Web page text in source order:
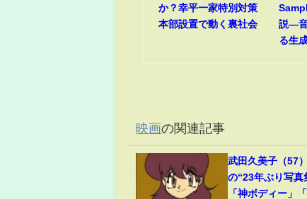
か？幸平一家特別対策
本部設置で動く裏社会
説―
る生
映画の関連記事
武田久美子（57
の“23年ぶり写真
「神ボディー」